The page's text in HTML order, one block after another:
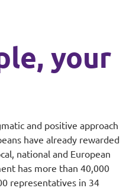
your
and positive approach
have already rewarded
national and European
has more than 40,000
representatives in 34